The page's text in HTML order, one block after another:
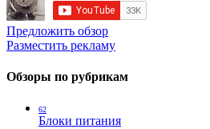
Предложить обзор
Разместить рекламу
Обзоры по рубрикам
62
Блоки питания